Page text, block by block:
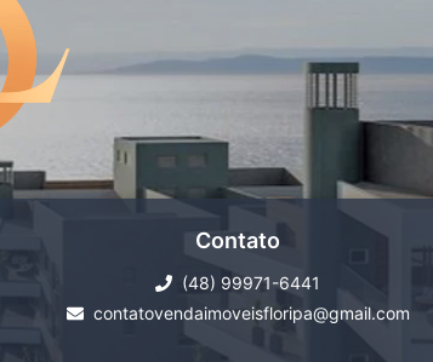
Contato
(48) 99971-6441
contatovendaimoveisfloripa@gmail.com